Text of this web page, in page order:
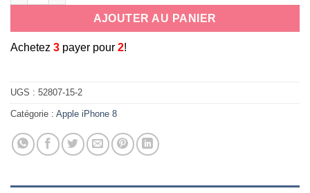
AJOUTER AU PANIER
Achetez 3 payer pour 2!
UGS : 52807-15-2
Catégorie : Apple iPhone 8